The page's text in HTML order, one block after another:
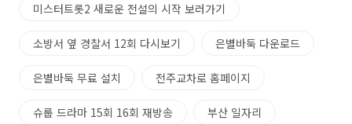
미스터트롯2 새로운 전설의 시작 보러가기
소방서 옆 경찰서 12회 다시보기 은별바둑 다운로드
은별바둑 무료 설치 전주교차로 홈페이지
슈룹 드라마 15회 16회 재방송 부산 일자리